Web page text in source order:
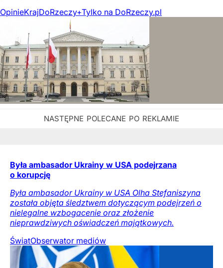
OpinieKrajDoRzeczy+Tylko na DoRzeczy.pl
Była ambasador Ukrainy w USA podejrzana
o korupcję
Była ambasador Ukrainy w USA Olha Stefaniszyna
została objęta śledztwem dotyczącym podejrzeń o
nielegalne wzbogacenie oraz złożenie
nieprawdziwych oświadczeń majątkowych.
ŚwiatObserwator mediów